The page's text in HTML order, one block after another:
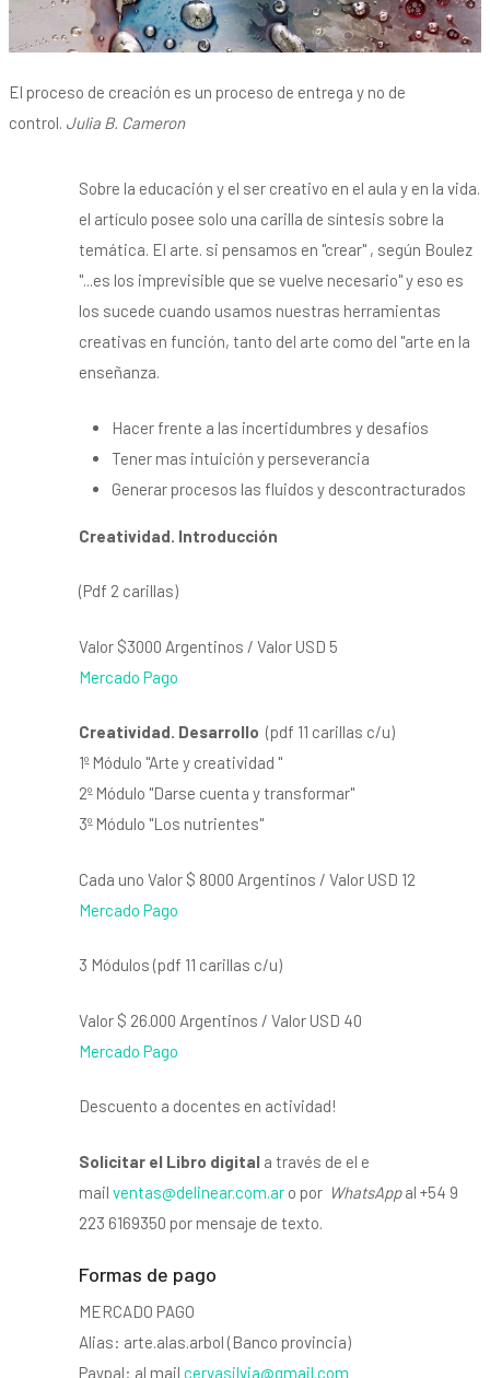
El proceso de creación es un proceso de entrega y no de
control. Julia B. Cameron
Sobre la educación y el ser creativo en el aula y en la vida.
el artículo posee solo una carilla de síntesis sobre la
temática. El arte. si pensamos en "crear" , según Boulez
"...es los imprevisible que se vuelve necesario" y eso es
los sucede cuando usamos nuestras herramientas
creativas en función, tanto del arte como del "arte en la
enseñanza.
Hacer frente a las incertidumbres y desafíos
Tener mas intuición y perseverancia
Generar procesos las fluidos y descontracturados
Creatividad. Introducción
(Pdf 2 carillas)
Valor $3000 Argentinos / Valor USD 5
Mercado Pago
Creatividad. Desarrollo (pdf 11 carillas c/u)
1º Módulo "Arte y creatividad "
2º Módulo "Darse cuenta y transformar"
3º Módulo "Los nutrientes"
Cada uno Valor $ 8000 Argentinos / Valor USD 12
Mercado Pago
3 Módulos (pdf 11 carillas c/u)
Valor $ 26.000 Argentinos / Valor USD 40
Mercado Pago
Descuento a docentes en actividad!
Solicitar el Libro digital a través de el e
mail ventas@delinear.com.ar o por WhatsAppal +54 9
223 6169350 por mensaje de texto.
Formas de pago
MERCADO PAGO
Alias: arte.alas.arbol (Banco provincia)
Paypal: al mail cervasilvia@gmail.com